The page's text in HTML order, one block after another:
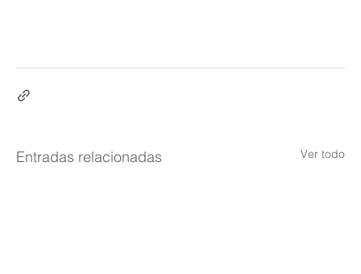
Entradas relacionadas Ver todo